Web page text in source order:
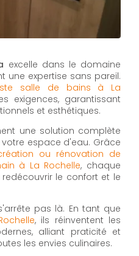
excelle dans le domaine
une expertise sans pareil.
salle de bains à La
exigences, garantissant
et esthétiques.
une solution complète
espace d'eau. Grâce
ou rénovation de
à La Rochelle, chaque
le confort et le
pas là. En tant que
, ils réinventent les
alliant praticité et
les envies culinaires.